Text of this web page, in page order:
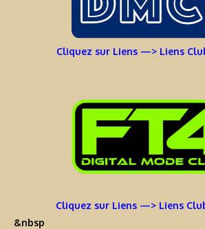
Cliquez sur Liens —> Liens
Cliquez sur Liens —> Liens
&nbsp